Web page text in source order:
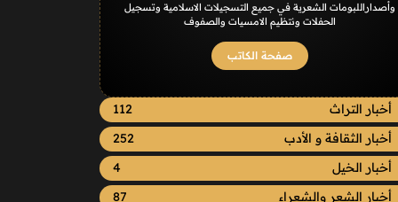
وأصداراللبومات الشعرية في جميع التسجيلات الاسلامية وتسجيل
الحفلات ونتظيم الامسيات والصفوف
صفحة الكاتب
أخبار التراث
112
أخبار الثقافة و الأدب
252
أخبار الخيل
4
أخبار الشعر والشعراء
87